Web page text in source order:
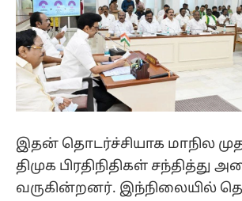
இதன் தொடர்ச்சியாக மாநில
திமுக பிரதிநிதிகள் சந்தித்து
வருகின்றனர். இந்நிலையில்